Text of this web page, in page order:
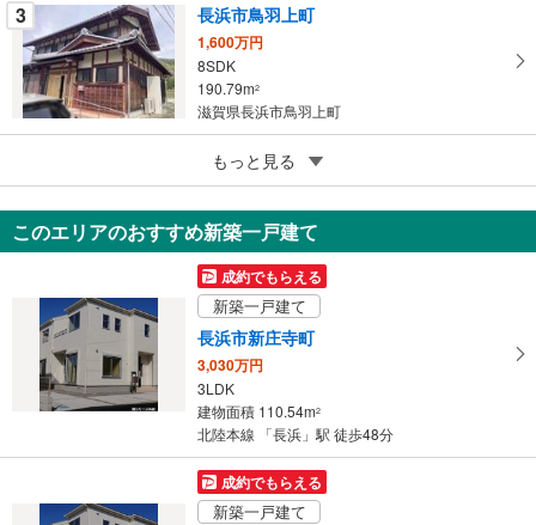
3 長浜市鳥羽上町
1,600万円
8SDK
190.79m2
滋賀県長浜市鳥羽上町
長浜市湖北町山本
980万円
13DK
370.28m2（登記）
滋賀県長浜市湖北町山本
もっと見る
このエリアのおすすめ新築一戸建て
成約でもらえる
新築一戸建て
長浜市新庄寺町
3,030万円
3LDK
建物面積 110.54m2
北陸本線 「長浜」駅 徒歩48分
成約でもらえる
新築一戸建て